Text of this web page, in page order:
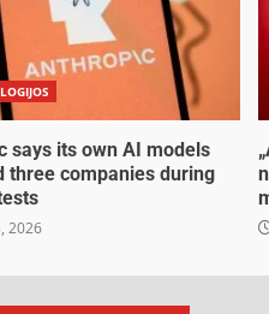
says its own AI models
three companies during
2026